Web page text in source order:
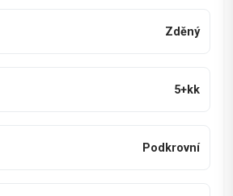
Zděný
5+kk
Podkrovní